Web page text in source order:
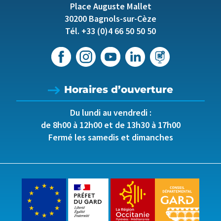
Place Auguste Mallet
30200 Bagnols-sur-Cèze
Tél. +33 (0)4 66 50 50 50
Horaires d’ouverture
Du lundi au vendredi :
de 8h00 à 12h00 et de 13h30 à 17h00
Fermé les samedis et dimanches